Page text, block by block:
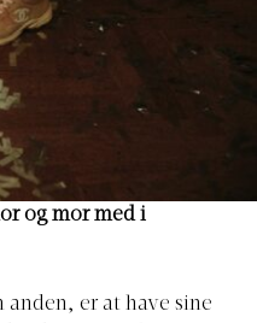
og mor med i
anden, er at have sine